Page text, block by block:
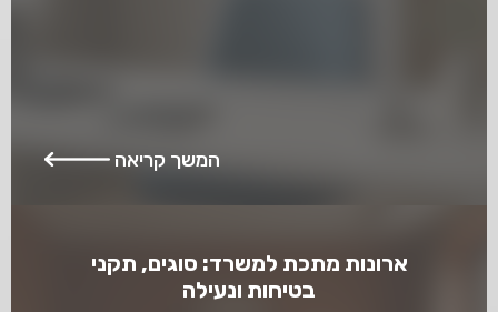
המשך קריאה
ארונות מתכת למשרד: סוגים, תקני
בטיחות ונעילה